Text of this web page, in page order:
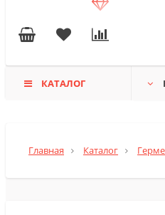
КАТАЛОГ
Главная Каталог